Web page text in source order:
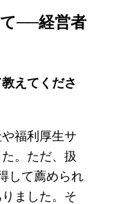
──経営者
えてくださ
福利厚生サ
。ただ、扱
して薦められ
ました。そ